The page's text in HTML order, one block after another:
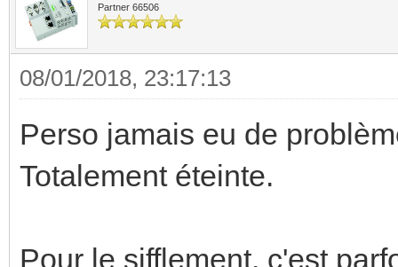
Partner 66506
08/01/2018, 23:17:13
Perso jamais eu de
Totalement éteinte.
Pour le sifflement, c'est